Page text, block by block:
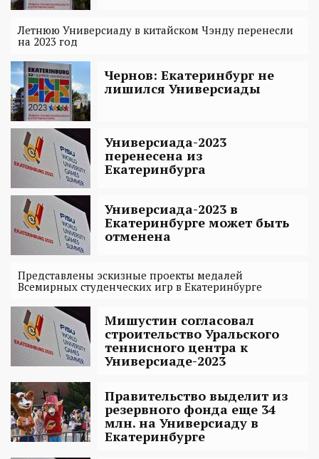
Летнюю Универсиаду в китайском Чэнду перенесли
на 2023 год
Чернов: Екатеринбург не
лишился Универсиады
Универсиада-2023
перенесена из
Екатеринбурга
Универсиада-2023 в
Екатеринбурге может быть
отменена
Представлены эскизные проекты медалей
Всемирных студенческих игр в Екатеринбурге
Мишустин согласовал
строительство Уральского
теннисного центра к
Универсиаде-2023
Правительство выделит из
резервного фонда еще 34
млн. на Универсиаду в
Екатеринбурге